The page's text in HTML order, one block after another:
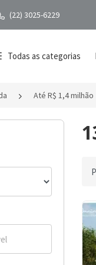
(22) 3025-6229
Todas as categorias
Até R$ 1,4 milhão